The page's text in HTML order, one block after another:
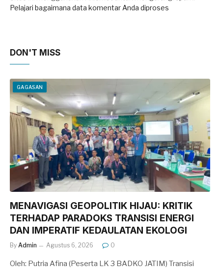
Pelajari bagaimana data komentar Anda diproses
DON'T MISS
GAGASAN
MENAVIGASI GEOPOLITIK HIJAU: KRITIK
TERHADAP PARADOKS TRANSISI ENERGI
DAN IMPERATIF KEDAULATAN EKOLOGI
By Admin Agustus 6, 2026 0
Oleh: Putria Afina (Peserta LK 3 BADKO JATIM) Transisi